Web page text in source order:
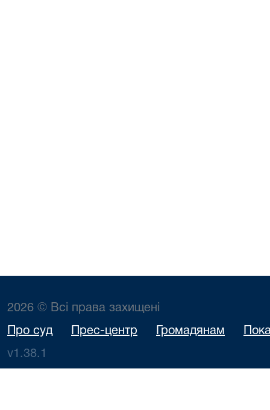
2026 © Всі права захищені
Про суд Прес-центр Громадянам
v1.38.1